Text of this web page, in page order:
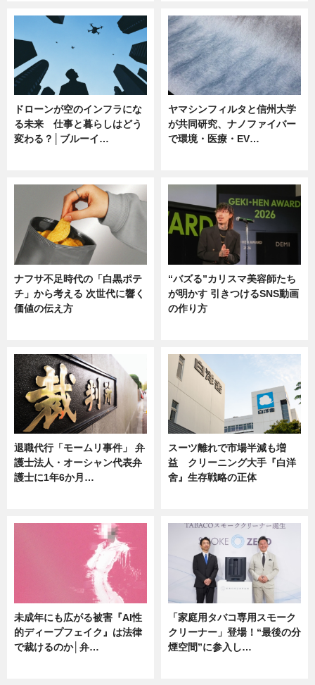
ドローンが空のインフラにな
る未来 仕事と暮らしはどう
変わる？│ブルーイ…
ヤマシンフィルタと信州大学
が共同研究、ナノファイバー
で環境・医療・EV…
ナフサ不足時代の「白黒ポテ
チ」から考える 次世代に響く
価値の伝え方
“バズる”カリスマ美容師たち
が明かす 引きつけるSNS動画
の作り方
退職代行「モームリ事件」 弁
護士法人・オーシャン代表弁
護士に1年6か月…
スーツ離れで市場半減も増
益 クリーニング大手『白洋
舍』生存戦略の正体
未成年にも広がる被害『AI性
的ディープフェイク』は法律
で裁けるのか│弁…
「家庭用タバコ専用スモーク
クリーナー」登場！“最後の分
煙空間”に参入し…